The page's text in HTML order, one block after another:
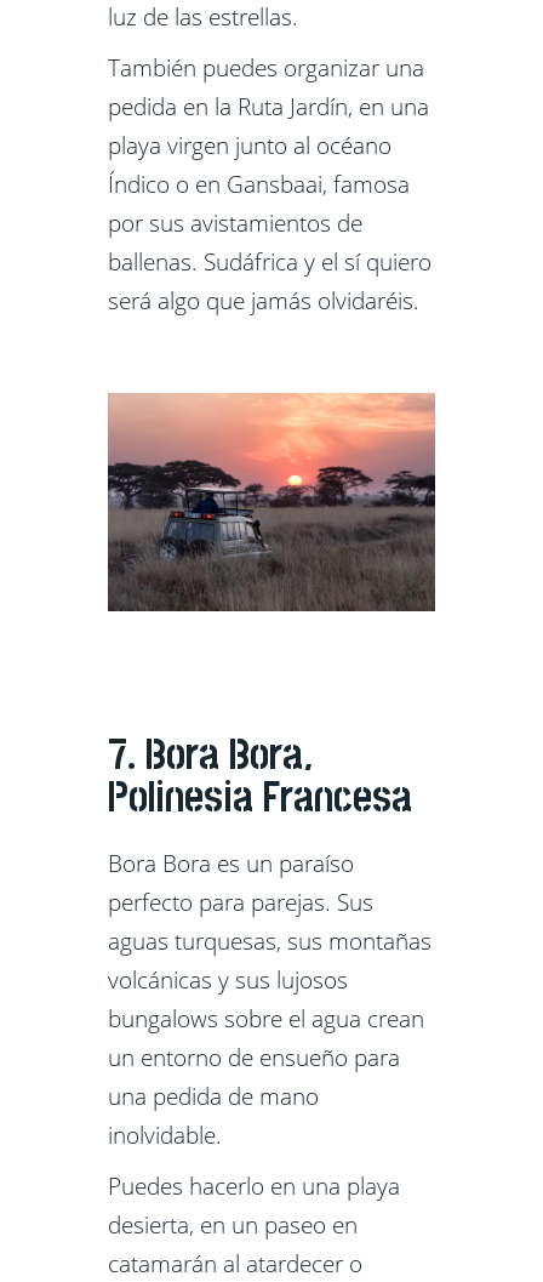
luz de las estrellas.
También puedes organizar una
pedida en la Ruta Jardín, en una
playa virgen junto al océano
Índico o en Gansbaai, famosa
por sus avistamientos de
ballenas. Sudáfrica y el sí quiero
será algo que jamás olvidaréis.
7. Bora Bora,
Polinesia Francesa
Bora Bora es un paraíso
perfecto para parejas. Sus
aguas turquesas, sus montañas
volcánicas y sus lujosos
bungalows sobre el agua crean
un entorno de ensueño para
una pedida de mano
inolvidable.
Puedes hacerlo en una playa
desierta, en un paseo en
catamarán al atardecer o